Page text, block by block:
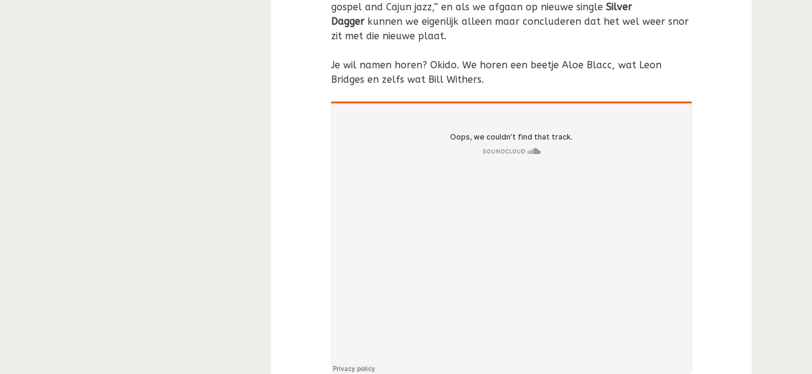
gospel and Cajun jazz,” en als we afgaan op nieuwe single Silver
Daggerkunnen we eigenlijk alleen maar concluderen dat het wel weer snor
zit met die nieuwe plaat.
Je wil namen horen? Okido. We horen een beetje Aloe Blacc, wat Leon
Bridges en zelfs wat Bill Withers.